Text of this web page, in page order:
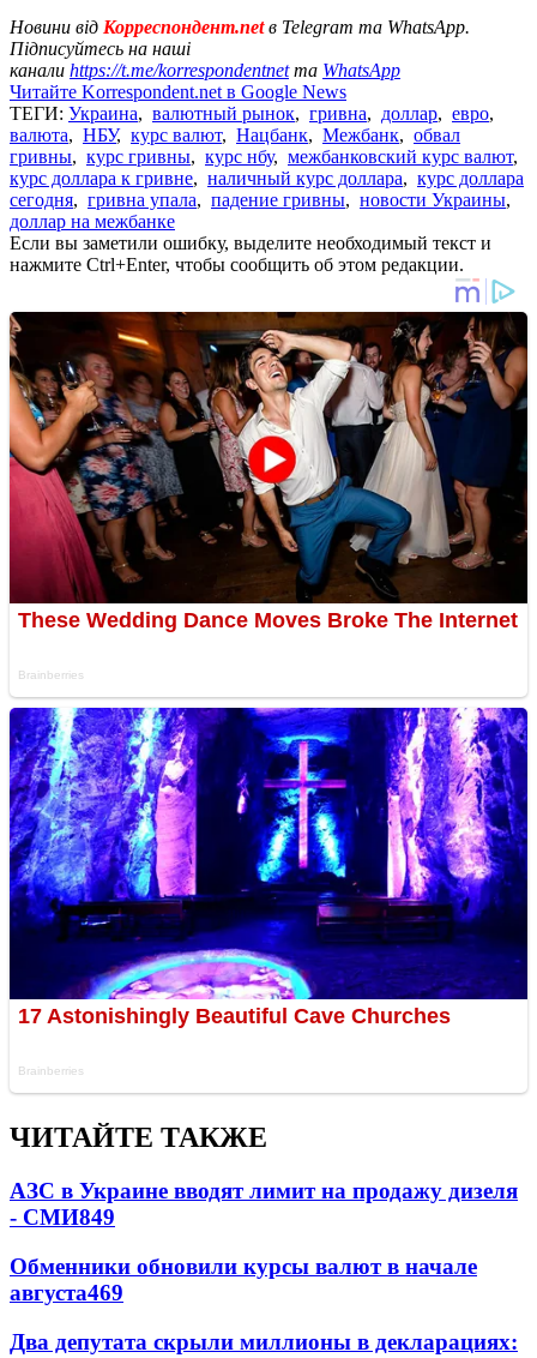
Новини від Корреспондент.netв Telegram та WhatsApp.
Підписуйтесь на наші
канали https://t.me/korrespondentnetта WhatsApp
Читайте Korrespondent.net в Google News
ТЕГИ: Украина, валютный рынок, гривна, доллар, евро,
валюта, НБУ, курс валют, Нацбанк, Межбанк, обвал
гривны, курс гривны, курс нбу, межбанковский курс валют,
курс доллара к гривне, наличный курс доллара, курс доллара
сегодня, гривна упала, падение гривны, новости Украины,
доллар на межбанке
Если вы заметили ошибку, выделите необходимый текст и
нажмите Ctrl+Enter, чтобы сообщить об этом редакции.
ЧИТАЙТЕ ТАКЖЕ
АЗС в Украине вводят лимит на продажу дизеля
- СМИ849
Обменники обновили курсы валют в начале
августа469
Два депутата скрыли миллионы в декларациях: